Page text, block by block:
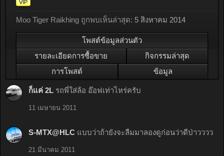
VIP
Moo Tiger Raikhing ถูกพบเห็นล่าสุด: 5 สิงหาคม 2014
โพสต์ข้อมูลส่วนตัว
รายละเอียดการซื้อขาย
กิจกรรมล่าสุด
การโพสต์
ข้อมูล
ก็แค่ 2L รถพี่ใส่ล้อ อ๊อฟเท่าไหร่ครับ
11 เมษายน 2011
S-MTX@HLC แบบว่าถ้ายังจะลืมมาลองดูก่อนว่าดีป่าวววว
21 มีนาคม 2011